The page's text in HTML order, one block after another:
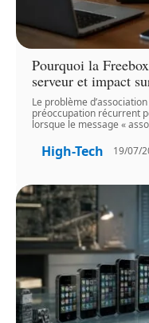
Pourquoi la
serveur et impact
Le problème
préoccupation récurrent
lorsque le message «
High-Tech 19/07/